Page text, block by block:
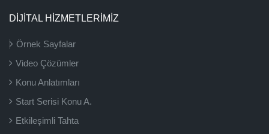
DİJİTAL HİZMETLERİMİZ
Örnek Sayfalar
Video Çözümler
Konu Anlatımları
Start Serisi Konu A.
Etkileşimli Tahta